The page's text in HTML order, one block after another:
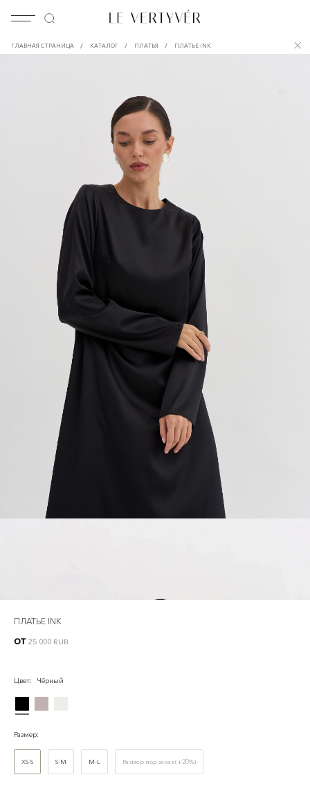
ГЛАВНАЯ СТРАНИЦА / КАТАЛОГ / ПЛАТЬЯ / ПЛАТЬЕ INK
ПЛАТЬЕ INK
от 25 000 RUB
Цвет: Чёрный
Размер:
XS-S S-M M-L Размер под заказ (+20%)